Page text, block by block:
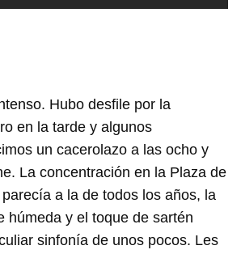
Hubo desfile por la
en la tarde y algunos
un cacerolazo a las ocho y
La concentración en la Plaza de
a la de todos los años, la
húmeda y el toque de sartén
sinfonía de unos pocos. Les